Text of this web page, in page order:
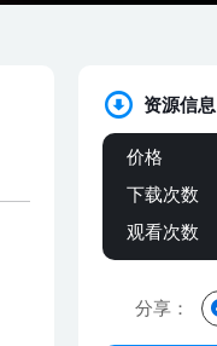
资源信息
价格
下载次数
观看次数
分享：